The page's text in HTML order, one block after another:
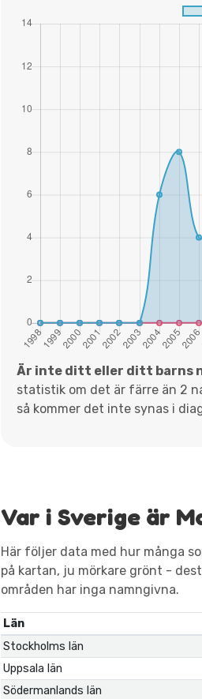
Är inte ditt eller ditt barns
statistik om det är färre än 2
så kommer det inte synas i
Var i Sverige är
Här följer data med hur många
på kartan, ju mörkare grönt -
områden har inga namngivna.
Län
Stockholms län
Uppsala län
Södermanlands län